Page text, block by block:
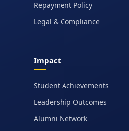
Repayment Policy
Legal & Compliance
Impact
Student Achievements
Leadership Outcomes
Alumni Network